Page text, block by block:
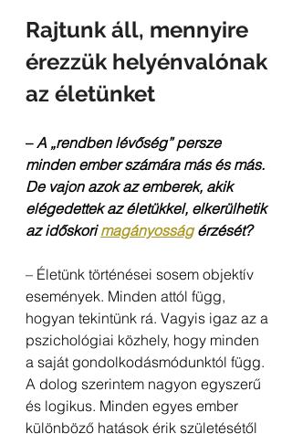
Rajtunk áll, mennyire
érezzük helyénvalónak
az életünket
– A „rendben lévőség” persze
minden ember számára más és más.
De vajon azok az emberek, akik
elégedettek az életükkel, elkerülhetik
az időskori magányosság érzését?
– Életünk történései sosem objektív
események. Minden attól függ,
hogyan tekintünk rá. Vagyis igaz az a
pszichológiai közhely, hogy minden
a saját gondolkodásmódunktól függ.
A dolog szerintem nagyon egyszerű
és logikus. Minden egyes ember
különböző hatások érik születésétől